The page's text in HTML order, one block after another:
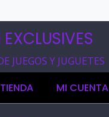
JUEGOS Y JUGUETES
TIENDA MI CUENTA